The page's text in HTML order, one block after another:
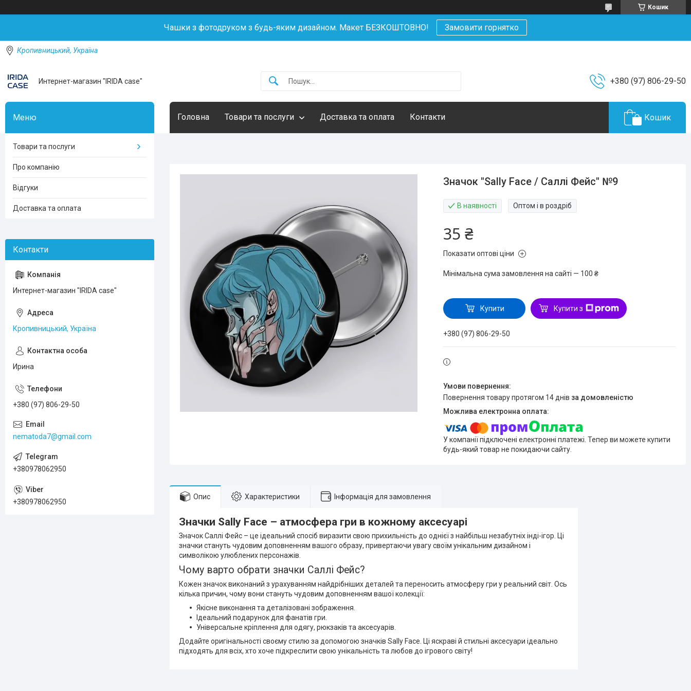
Кошик
Чашки з фотодруком з будь-яким дизайном. Макет БЕЗКОШТОВНО! Замовити горнятко
Кропивницький, Україна
Интернет-магазин "IRIDA case" +380 (97) 806-29-50
Головна Товари та послуги Доставка та оплата Контакти Кошик
Значок "Sally Face / Саллі Фейс" №9
В наявності Оптом і в роздріб
35 ₴
Показати оптові ціни
Мінімальна сума замовлення на сайті — 100 ₴
Купити Купити з
+380 (97) 806-29-50
повернення товару протягом 14 днів за домовленістю
У компанії підключені електронні платежі. Тепер ви можете купити
будь-який товар не покидаючи сайту.
Опис Характеристики Інформація для замовлення
Значки Sally Face – атмосфера гри в кожному аксесуарі
Значок Саллі Фейс – це ідеальний спосіб виразити свою прихильність до однієї з найбільш незабутніх інді-ігор. Ці
значки стануть чудовим доповненням вашого образу, привертаючи увагу своїм унікальним дизайном і
символікою улюблених персонажів.
Чому варто обрати значки Саллі Фейс?
Кожен значок виконаний з урахуванням найдрібніших деталей та переносить атмосферу гри у реальний світ. Ось
кілька причин, чому вони стануть чудовим доповненням вашої колекції:
Якісне виконання та деталізовані зображення.
Ідеальний подарунок для фанатів гри.
Універсальне кріплення для одягу, рюкзаків та аксесуарів.
Додайте оригінальності своєму стилю за допомогою значків Sally Face. Ці яскраві й стильні аксесуари ідеально
підходять для всіх, хто хоче підкреслити свою унікальність та любов до ігрового світу!
Товари та послуги
Про компанію
Відгуки
Доставка та оплата
Интернет-магазин "IRIDA case"
Кропивницький, Україна
Ирина
+380 (97) 806-29-50
nematoda7@gmail.com
+380978062950
+380978062950